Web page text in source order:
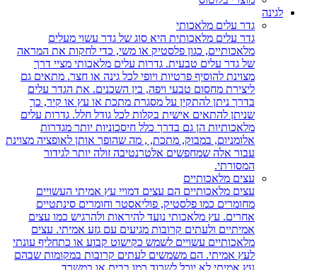
לגינה
גדר עלים מלאכותי
גדר עלים מלאכותית היא סוג של גדר עשוי מעלים
מלאכותיים, כגון פלסטיק או משי, כדי לחקות את המראה
של גדר עלים טבעית. גדרות עלים מלאכותי מציי דרך
מצוינת להוסיף פרטיות ויופי לכל גינה או חצר. מתאים גם
ליצירת מחסום טבעי ויפה, בין השכנים. את הגדר עלים
בדרך ניתן להתקין על מסגרת מתכת או עץ או קיר, כך
שניתן להתאים אישית בקלות לכל גודל חלל. גדרות עלים
מלאכותיות הן גם בדרך כלל חיסכוניות יותר מגדרות
אלומניום, במבוק, מתכת, , מה שהופך אותן לאופציה מצוינת
עבור אלה שמחפשים אלטרנטיבה זולה יותר לגידור
המסורתי.
עצים מלאכותיים
עצים מלאכותיים הם עצים דמויי עץ אמיתי העשויים
מחומרים כמו פלסטיק, פוליאסטר וחומרים סינתטיים
אחרים. עץ מלאכותי נועד להיראות ולהרגיש כמו עצים
אמיתיים ולעתים קרובות מגיעים עם גזע אמיתי. עצים
מלאכותיים עשויים לשמש כקישוט קבוע או כתחליף עונתי
לעץ אמיתי. הם משמשים לעתים קרובות במקומות שבהם
עץ אמיתי לא יוכל לשרוד כמו בבית או במשרד.